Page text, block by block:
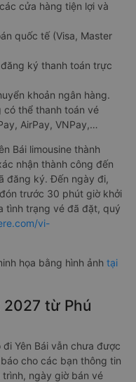
cửa hàng tiện lợi và
quốc tế (Visa, Master
ký thanh toán trực
khoản ngân hàng.
có thể thanh toán vé
AirPay, VNPay,…
Bái limousine thành
nhận thành công đến
đăng ký. Đến ngày đi,
trước 30 phút giờ khởi
tình trạng vé đã đặt, quý
vi-
họa bằng hình ảnh tại
từ Phú
Yên Bái vẫn chưa được
cho các bạn thông tin
ngày giờ bán vé